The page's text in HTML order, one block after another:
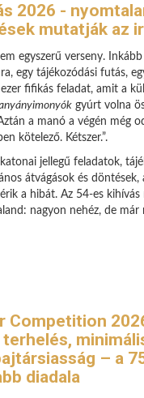
2026 -
mutatják az
egyszerű verseny.
egy tájékozódási futás,
fifikás feladat, amit a
gyúrt volna
a manó a végén még
kötelező. Kétszer.”.
jellegű feladatok,
átvágások és döntések,
a hibát. Az 54-es kihívás
nagyon nehéz, de már
Competition
– a
diadala